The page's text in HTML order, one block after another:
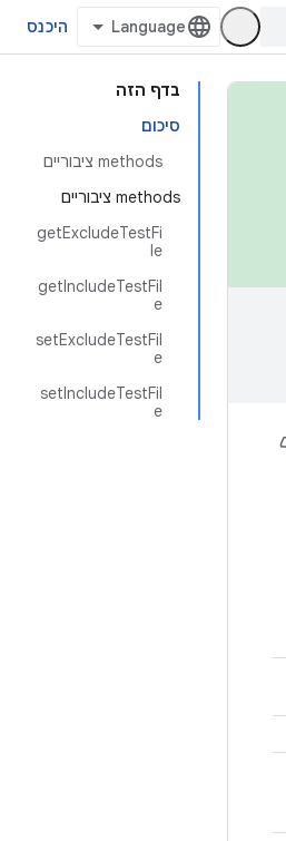
היכנס
בדף הזה
סיכום
‫methods ציבוריים
‫methods ציבוריים
getExcludeTestFi
le
getIncludeTestFil
e
setExcludeTestFil
e
setIncludeTestFil
e